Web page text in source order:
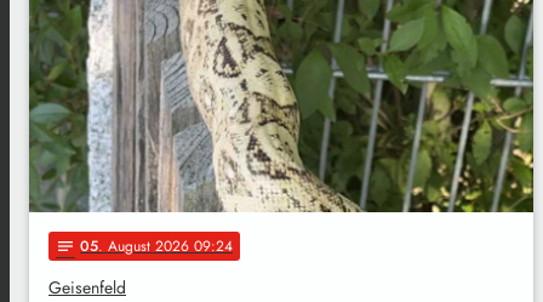
notes 05. August 2026 09:24
Geisenfeld